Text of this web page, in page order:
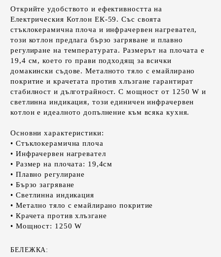
Открийте удобството и ефективността на
Електрическия Котлон ЕК-59. Със своята
стъклокерамична плоча и инфрачервен нагревател,
този котлон предлага бързо загряване и плавно
регулиране на температурата. Размерът на плочата е
19,4 см, което го прави подходящ за всички
домакински съдове. Металното тяло с емайлирано
покритие и крачетата против хлъзгане гарантират
стабилност и дълготрайност. С мощност от 1250 W и
светлинна индикация, този единичен инфрачервен
котлон е идеалното допълнение към всяка кухня.
Основни характеристики:
• Стъклокерамична плоча
• Инфрачервен нагревател
• Размер на плочата: 19,4см
• Плавно регулиране
• Бързо загряване
• Светлинна индикация
• Метално тяло с емайлирано покритие
• Крачета против хлъзгане
• Мощност: 1250 W
БЕЛЕЖКА: